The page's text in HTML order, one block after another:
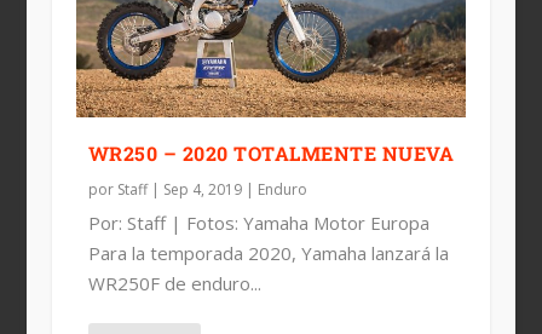
YAMAHA PRESENTA LA GAMA YZ 2020
YAMAHA TÉNÉRÉ 700 DESDE 9499€
LA NUEVA YAMAHA WR450F – 2019
WR250 – 2020 TOTALMENTE NUEVA
por Staff| Sep 4, 2019| Enduro
Por: Staff | Fotos: Yamaha Motor Europa
Para la temporada 2020, Yamaha lanzará la
WR250F de enduro...